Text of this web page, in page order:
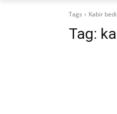
Tags Kabir bedi
Tag: